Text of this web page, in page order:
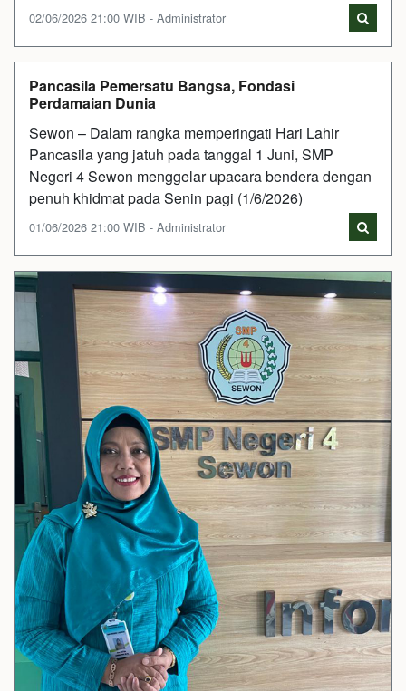
02/06/2026 21:00 WIB - Administrator
Pancasila Pemersatu Bangsa, Fondasi
Perdamaian Dunia
Sewon – Dalam rangka memperingati Hari Lahir
Pancasila yang jatuh pada tanggal 1 Juni, SMP
Negeri 4 Sewon menggelar upacara bendera dengan
penuh khidmat pada Senin pagi (1/6/2026)
01/06/2026 21:00 WIB - Administrator